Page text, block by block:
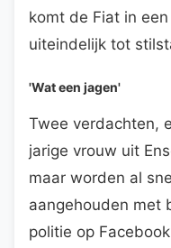
komt de Fiat in
uiteindelijk tot
'Wat een jagen'
Twee verdachten,
jarige vrouw uit
maar worden al
aangehouden met
politie op